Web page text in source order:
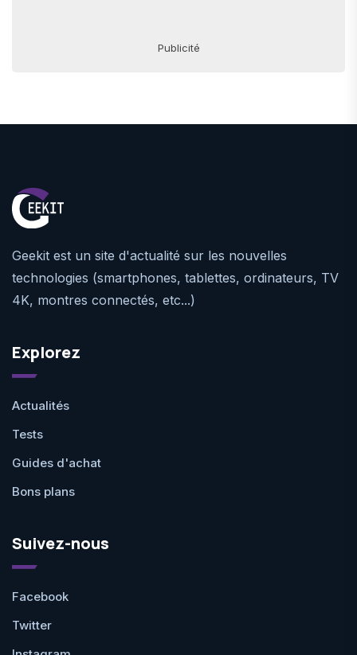
Publicité
Geekit est un site d'actualité sur les nouvelles
technologies (smartphones, tablettes, ordinateurs, TV
4K, montres connectés, etc...)
Explorez
Actualités
Tests
Guides d'achat
Bons plans
Suivez-nous
Facebook
Twitter